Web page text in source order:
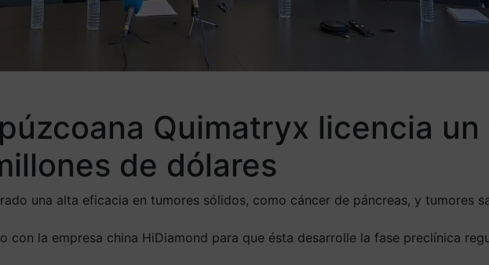
Quimatryx licencia
de dólares
una alta eficacia en tumores sólidos, como cáncer de páncreas, y tumores
con la empresa china HiDiamond para que ésta desarrolle la fase preclínica